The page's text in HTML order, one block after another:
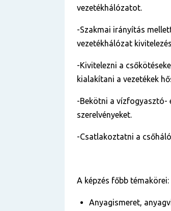
vezetékhálózatot.
-Szakmai irányítás
vezetékhálózat
-Kivitelezni a
kialakítani a vezetékek
-Bekötni a vízfogyasztó-
szerelvényeket.
-Csatlakoztatni a
A képzés főbb témakörei:
Anyagismeret,